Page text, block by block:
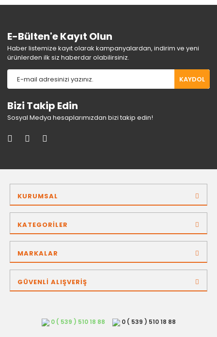
E-Bülten'e Kayıt Olun
Haber listemize kayıt olarak kampanyalardan, indirim ve yeni
ürünlerden ilk siz haberdar olabilirsiniz.
KAYDOL
Bizi Takip Edin
Sosyal Medya hesaplarımızdan bizi takip edin!
KURUMSAL
KATEGORİLER
MARKALAR
GÜVENLİ ALIŞVERİŞ
0 ( 539 ) 510 18 88 0 ( 539 ) 510 18 88